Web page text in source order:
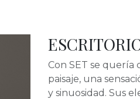
Con SET se
paisaje, una
y sinuosidad. Sus